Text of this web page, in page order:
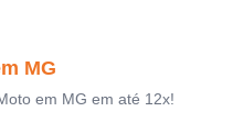
MG
em MG em até 12x!